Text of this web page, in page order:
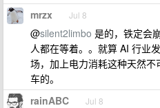
mrzx Jul 8
@silent2limbo 是的，铁定会
人都在等着。。就算 AI 行业
场，加上电力消耗这种天然
车的。
rainABC Jul 8